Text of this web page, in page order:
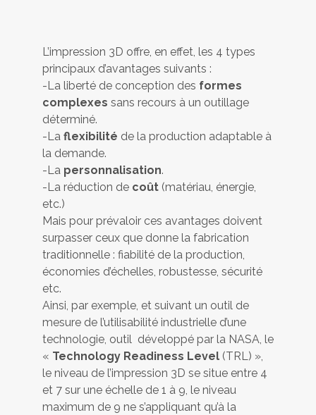
L’impression 3D offre, en effet, les 4 types
principaux d’avantages suivants :
-La liberté de conception des formes
complexes sans recours à un outillage
déterminé.
-La flexibilité de la production adaptable à
la demande.
-La personnalisation.
-La réduction de coût (matériau, énergie,
etc.)
Mais pour prévaloir ces avantages doivent
surpasser ceux que donne la fabrication
traditionnelle : fiabilité de la production,
économies d’échelles, robustesse, sécurité
etc.
Ainsi, par exemple, et suivant un outil de
mesure de l’utilisabilité industrielle d’une
technologie, outil développé par la NASA, le
« Technology Readiness Level (TRL) »,
le niveau de l’impression 3D se situe entre 4
et 7 sur une échelle de 1 à 9, le niveau
maximum de 9 ne s’appliquant qu’à la